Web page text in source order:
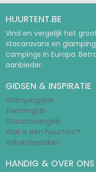
HUURTENT.BE
Vind en vergelijk het
stacaravans en
campings in Europa.
aanbieder.
GIDSEN & INSPIRATIE
Glampinggids
Tentengids
Stacaravangids
Wat is een huurtent?
Vakantieparken
HANDIG & OVER ONS